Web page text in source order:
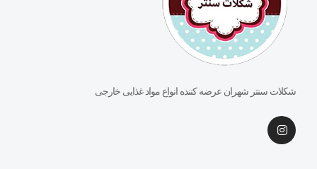
شکلات سنتر شهران عرضه کننده انواع مواد غذایی خارجی